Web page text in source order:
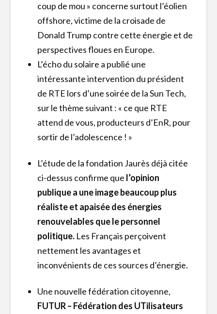
coup de mou » concerne surtout l’éolien
offshore, victime de la croisade de
Donald Trump contre cette énergie et de
perspectives floues en Europe.
L’écho du solaire a publié une
intéressante intervention du président
de RTE lors d’une soirée de la Sun Tech,
sur le thème suivant : « ce que RTE
attend de vous, producteurs d’EnR, pour
sortir de l’adolescence ! »
L’étude de la fondation Jaurès déjà citée
ci-dessus confirme que l’opinion
publique a une image beaucoup plus
réaliste et apaisée des énergies
renouvelables que le personnel
politique. Les Français perçoivent
nettement les avantages et
inconvénients de ces sources d’énergie.
Une nouvelle fédération citoyenne,
FUTUR – Fédération des UTilisateurs